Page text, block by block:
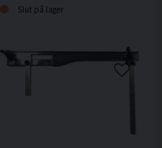
Slut på lager